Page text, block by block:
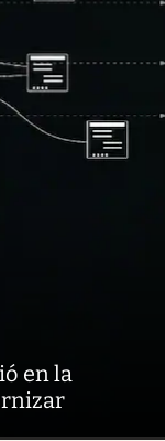
en la